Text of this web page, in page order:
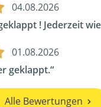
04.08.2026
! Jederzeit
01.08.2026
geklappt.
Alle Bewertungen